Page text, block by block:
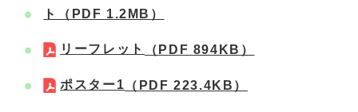
ト
（PDF 1.2MB）
リーフレット （PDF 894KB）
ポスター1 （PDF 223.4KB）